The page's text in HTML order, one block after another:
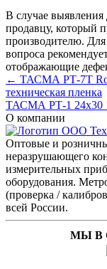
В случае выявления
продавцу, который
производителю. Для
вопроса
отображающие
← ТАСМА РТ-7Т
техническая пленка
ТАСМА РТ-1 24x30
О компании
Оптовые и
неразрушающего
измерительных
оборудования.
(проверка /
всей России.
МЫ В